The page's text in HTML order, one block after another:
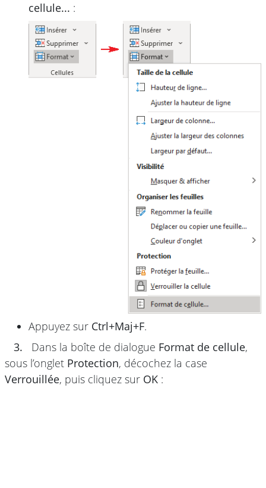
cellule... :
Appuyez sur Ctrl+Maj+F.
3.
Dans la boîte de dialogue Format de cellule,
sous l’onglet Protection, décochez la case
Verrouillée, puis cliquez sur OK :